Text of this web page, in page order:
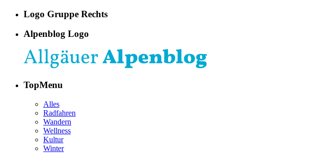
Logo Gruppe Rechts
Alpenblog Logo
TopMenu
Alles
Radfahren
Wandern
Wellness
Kultur
Winter